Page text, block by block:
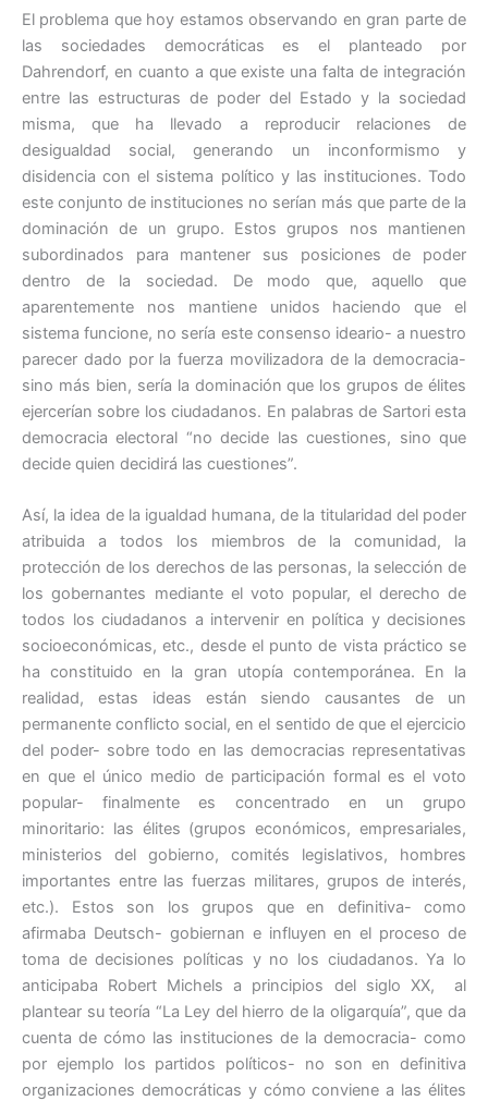
El problema que hoy estamos observando en gran parte de
las sociedades democráticas es el planteado por
Dahrendorf, en cuanto a que existe una falta de integración
entre las estructuras de poder del Estado y la sociedad
misma, que ha llevado a reproducir relaciones de
desigualdad social, generando un inconformismo y
disidencia con el sistema político y las instituciones. Todo
este conjunto de instituciones no serían más que parte de la
dominación de un grupo. Estos grupos nos mantienen
subordinados para mantener sus posiciones de poder
dentro de la sociedad. De modo que, aquello que
aparentemente nos mantiene unidos haciendo que el
sistema funcione, no sería este consenso ideario- a nuestro
parecer dado por la fuerza movilizadora de la democracia-
sino más bien, sería la dominación que los grupos de élites
ejercerían sobre los ciudadanos. En palabras de Sartori esta
democracia electoral “no decide las cuestiones, sino que
decide quien decidirá las cuestiones”.
Así, la idea de la igualdad humana, de la titularidad del poder
atribuida a todos los miembros de la comunidad, la
protección de los derechos de las personas, la selección de
los gobernantes mediante el voto popular, el derecho de
todos los ciudadanos a intervenir en política y decisiones
socioeconómicas, etc., desde el punto de vista práctico se
ha constituido en la gran utopía contemporánea. En la
realidad, estas ideas están siendo causantes de un
permanente conflicto social, en el sentido de que el ejercicio
del poder- sobre todo en las democracias representativas
en que el único medio de participación formal es el voto
popular- finalmente es concentrado en un grupo
minoritario: las élites (grupos económicos, empresariales,
ministerios del gobierno, comités legislativos, hombres
importantes entre las fuerzas militares, grupos de interés,
etc.). Estos son los grupos que en definitiva- como
afirmaba Deutsch- gobiernan e influyen en el proceso de
toma de decisiones políticas y no los ciudadanos. Ya lo
anticipaba Robert Michels a principios del siglo XX, al
plantear su teoría “La Ley del hierro de la oligarquía”, que da
cuenta de cómo las instituciones de la democracia- como
por ejemplo los partidos políticos- no son en definitiva
organizaciones democráticas y cómo conviene a las élites